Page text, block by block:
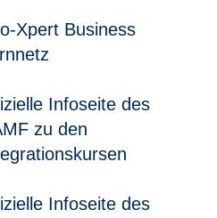
Xpert Business
Infoseite des
zu den
Infoseite des